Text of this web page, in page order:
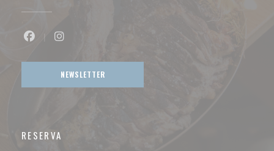
Facebook ((abre numa nova janela))
NEWSLETTER
RESERVA